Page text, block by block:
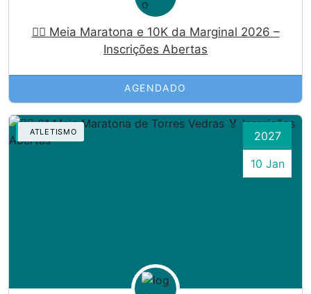
🏃‍♀️ Meia Maratona e 10K da Marginal 2026 –
Inscrições Abertas
AGENDADO
ATLETISMO
2027
10 Jan